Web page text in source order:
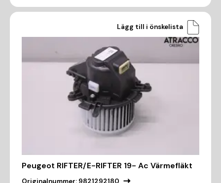
Lägg till i önskelista
Peugeot RIFTER/E-RIFTER 19- Ac Värmefläkt